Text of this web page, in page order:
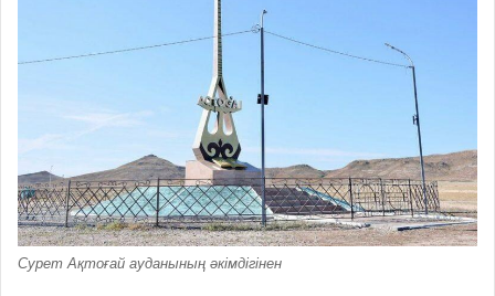
Сурет Ақтоғай ауданының әкімдігінен